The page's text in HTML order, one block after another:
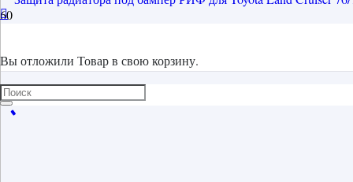
Вы отложили Товарв свою корзину.